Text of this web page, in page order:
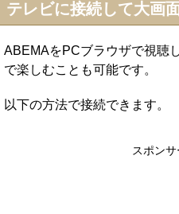
テレビに接続して大画
ABEMAをPCブラウザで視聴
で楽しむことも可能です。
以下の方法で接続できます。
スポン